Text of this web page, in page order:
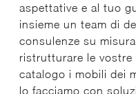
aspettative e al tuo
insieme un team di
consulenze su
ristrutturare le vostre
catalogo i mobili dei
lo facciamo con